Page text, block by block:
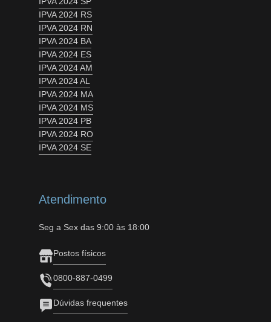
IPVA 2024 RS
IPVA 2024 RN
IPVA 2024 BA
IPVA 2024 ES
IPVA 2024 AM
IPVA 2024 AL
IPVA 2024 MA
IPVA 2024 MS
IPVA 2024 PB
IPVA 2024 RO
IPVA 2024 SE
Atendimento
Seg a Sex das 9:00 às 18:00
Postos físicos
0800-887-0499
Dúvidas frequentes